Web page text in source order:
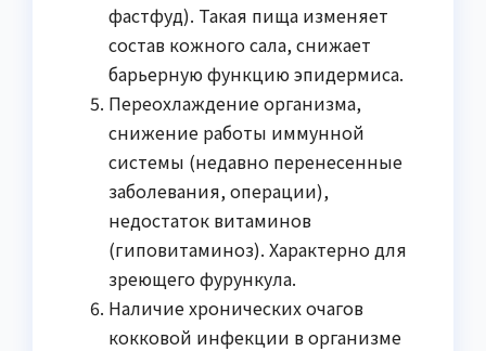
фастфуд). Такая пища изменяет
состав кожного сала, снижает
барьерную функцию эпидермиса.
Переохлаждение организма,
снижение работы иммунной
системы (недавно перенесенные
заболевания, операции),
недостаток витаминов
(гиповитаминоз). Характерно для
зреющего фурункула.
Наличие хронических очагов
кокковой инфекции в организме